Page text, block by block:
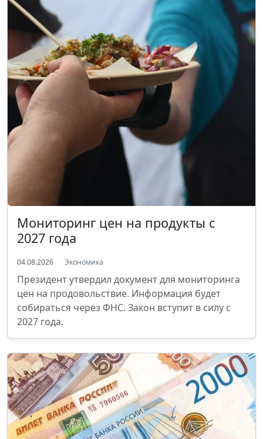
Мониторинг цен на продукты с
2027 года
04.08.2026 Экономика
Президент утвердил документ для мониторинга
цен на продовольствие. Информация будет
собираться через ФНС. Закон вступит в силу с
2027 года.